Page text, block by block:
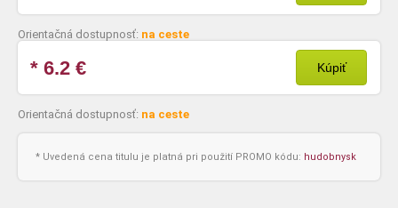
Orientačná dostupnosť: na ceste
* 6.2 € Kúpiť
Orientačná dostupnosť: na ceste
* Uvedená cena titulu je platná pri použití PROMO kódu: hudobnysk